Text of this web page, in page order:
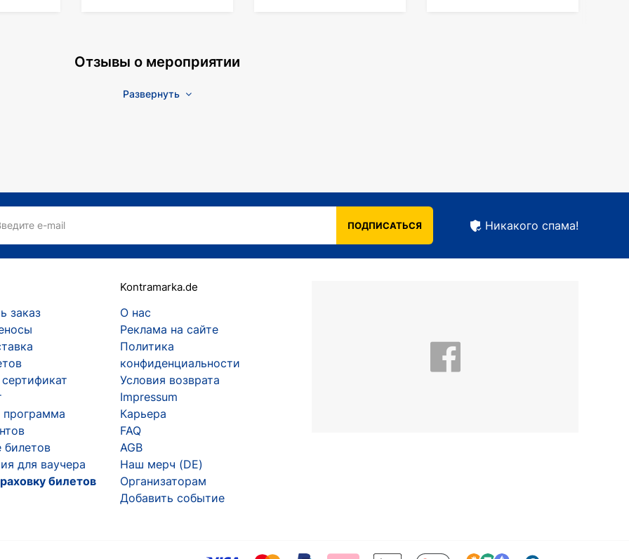
Отзывы о мероприятии
Развернуть
e-mail ПОДПИСАТЬСЯ Никакого спама!
заказ
программа
билетов
для ваучера
билетов
Kontramarka.de
О нас
Реклама на сайте
Политика
конфиденциальности
Условия возврата
Impressum
Карьера
FAQ
AGB
Наш мерч (DE)
Организаторам
Добавить событие